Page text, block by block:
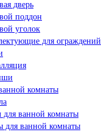
дверь
поддон
уголок
для ограждений
комнаты
для ванной комнаты
для ванной комнаты